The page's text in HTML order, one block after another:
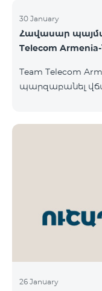
Поехали Amedia 1
HD Amedia Hit
канал»
համար՝ Երևանի
30 January
Հավասար
Telecom
Team Telecom
պարզաբանել
տեղեկացնում է.
ՍՊԸ, «Իզի փեյ»
Team Telecom
պայմանները
26 January